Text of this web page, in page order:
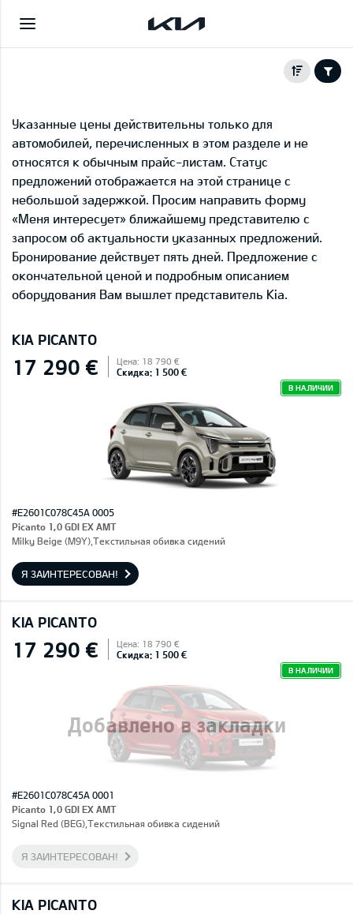
Указанные цены действительны только для
автомобилей, перечисленных в этом разделе и не
относятся к обычным прайс-листам. Статус
предложений отображается на этой странице с
небольшой задержкой. Просим направить форму
«Меня интересует» ближайшему представителю с
запросом об актуальности указанных предложений.
Бронирование действует пять дней. Предложение с
окончательной ценой и подробным описанием
оборудования Вам вышлет представитель Kia.
KIA PICANTO
17 290 € Цена: 18 790 €
Скидка: 1 500 €
В НАЛИЧИИ
#E2601C078C45A 0005
Picanto 1,0 GDI EX AMT
Milky Beige (M9Y),Текстильная обивка сидений
Я ЗАИНТЕРЕСОВАН!
KIA PICANTO
Добавлено в закладки
17 290 € Цена: 18 790 €
Скидка: 1 500 €
В НАЛИЧИИ
#E2601C078C45A 0001
Picanto 1,0 GDI EX AMT
Signal Red (BEG),Текстильная обивка сидений
Я ЗАИНТЕРЕСОВАН!
KIA PICANTO